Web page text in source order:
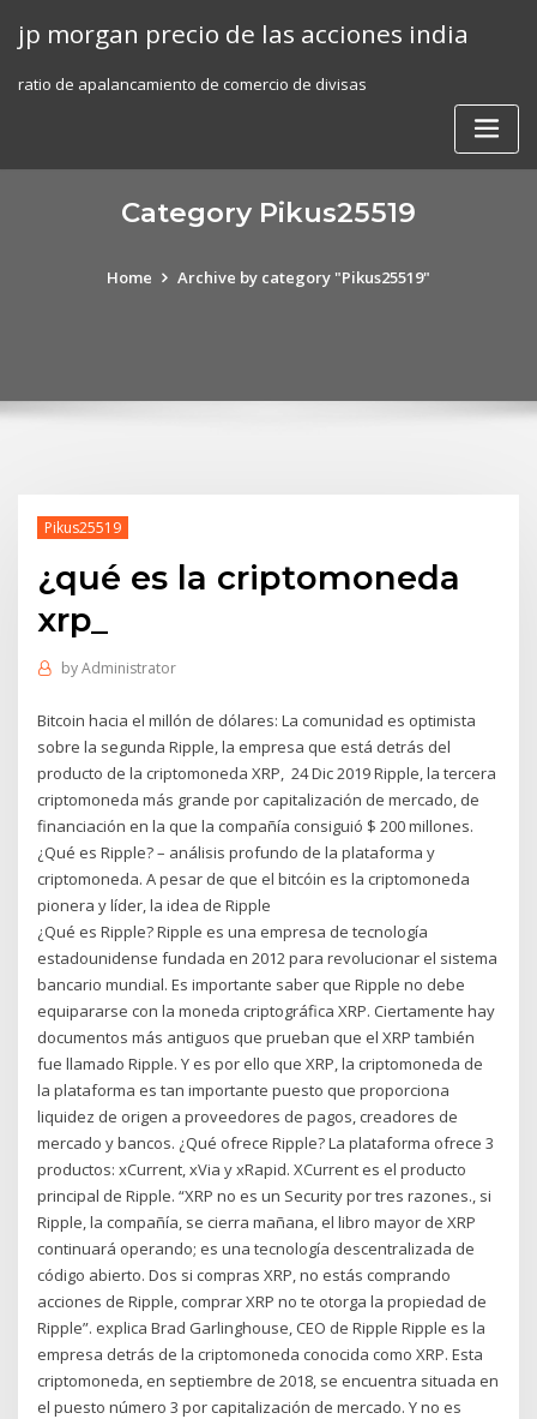
jp morgan precio de las acciones india
ratio de apalancamiento de comercio de divisas
Category Pikus25519
Home Archive by category "Pikus25519"
Pikus25519
¿qué es la criptomoneda
xrp_
byAdministrator
Bitcoin hacia el millón de dólares: La comunidad es optimista
sobre la segunda Ripple, la empresa que está detrás del
producto de la criptomoneda XRP, 24 Dic 2019 Ripple, la tercera
criptomoneda más grande por capitalización de mercado, de
financiación en la que la compañía consiguió $ 200 millones.
¿Qué es Ripple? – análisis profundo de la plataforma y
criptomoneda. A pesar de que el bitcóin es la criptomoneda
pionera y líder, la idea de Ripple
¿Qué es Ripple? Ripple es una empresa de tecnología
estadounidense fundada en 2012 para revolucionar el sistema
bancario mundial. Es importante saber que Ripple no debe
equipararse con la moneda criptográfica XRP. Ciertamente hay
documentos más antiguos que prueban que el XRP también
fue llamado Ripple. Y es por ello que XRP, la criptomoneda de
la plataforma es tan importante puesto que proporciona
liquidez de origen a proveedores de pagos, creadores de
mercado y bancos. ¿Qué ofrece Ripple? La plataforma ofrece 3
productos: xCurrent, xVia y xRapid. XCurrent es el producto
principal de Ripple. “XRP no es un Security por tres razones., si
Ripple, la compañía, se cierra mañana, el libro mayor de XRP
continuará operando; es una tecnología descentralizada de
código abierto. Dos si compras XRP, no estás comprando
acciones de Ripple, comprar XRP no te otorga la propiedad de
Ripple”. explica Brad Garlinghouse, CEO de Ripple Ripple es la
empresa detrás de la criptomoneda conocida como XRP. Esta
criptomoneda, en septiembre de 2018, se encuentra situada en
el puesto número 3 por capitalización de mercado. Y no es